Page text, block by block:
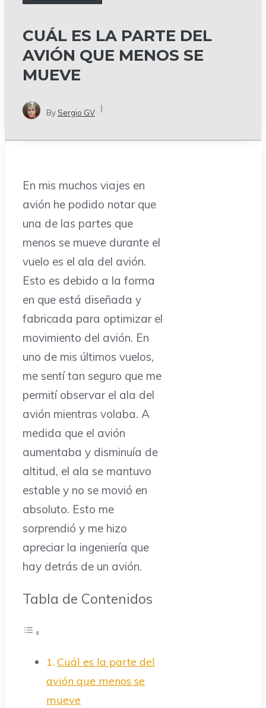
CUÁL ES LA PARTE DEL
AVIÓN QUE MENOS SE
MUEVE
By Sergio GV
En mis muchos viajes en
avión he podido notar que
una de las partes que
menos se mueve durante el
vuelo es el ala del avión.
Esto es debido a la forma
en que está diseñada y
fabricada para optimizar el
movimiento del avión. En
uno de mis últimos vuelos,
me sentí tan seguro que me
permití observar el ala del
avión mientras volaba. A
medida que el avión
aumentaba y disminuía de
altitud, el ala se mantuvo
estable y no se movió en
absoluto. Esto me
sorprendió y me hizo
apreciar la ingeniería que
hay detrás de un avión.
Tabla de Contenidos
Cuál es la parte del
avión que menos se
mueve